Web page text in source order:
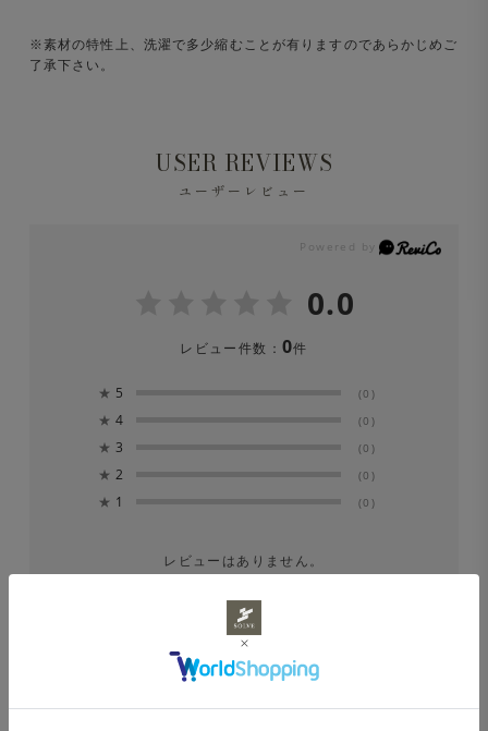
※素材の特性上、洗濯で多少縮むことが有りますのであらかじめご
了承下さい。
USER REVIEWS
ユーザーレビュー
0.0
レビュー件数： 0件
★ 5 (0)
★ 4 (0)
★ 3 (0)
★ 2 (0)
★ 1 (0)
レビューはありません。